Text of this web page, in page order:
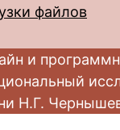
файлов
и
Н.Г.